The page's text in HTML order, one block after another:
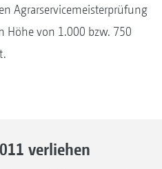
Agrarservicemeisterprüfung
Höhe von 1.000 bzw. 750
verliehen